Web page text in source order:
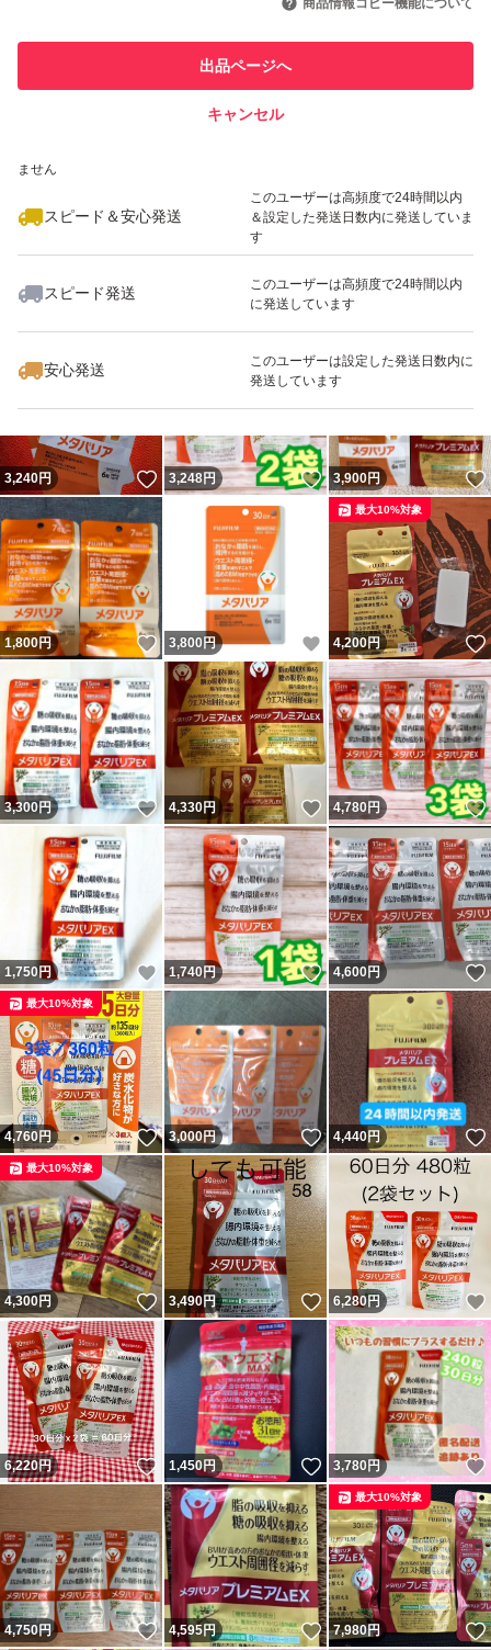
での取引実績があります
ません
スピード＆安心発送
このユーザーは高頻度で24時間以内
＆設定した発送日数内に発送していま
す
スピード発送
このユーザーは高頻度で24時間以内
に発送しています
安心発送
このユーザーは設定した発送日数内に
発送しています
商品情報コピー機能について
出品ページへ
キャンセル
いいね！
2,000
3,240円 いいね！
3,248円 いいね！
3,900円
1,800円 いいね！
3,800 円 いいね！
4,200円
最大10%対象
3,300円 いいね！
4,330円 いいね！
4,780円
1,750円 いいね！
1,740円 いいね！
4,600円
4,760円 いいね！
最大10%対象
3,000円 いいね！
4,440円
4,300円 いいね！
最大10%対象
3,490円 いいね！
6,280円
6,220円 いいね！
1,450円 いいね！
3,780円
4,750円 いいね！
4,595円 いいね！
7,980円
最大10%対象